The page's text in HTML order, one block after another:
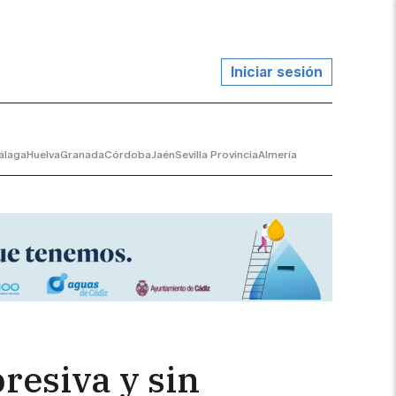
Iniciar sesión
HuelvaGranadaCórdobaJaénSevilla ProvinciaAlmería
y sin